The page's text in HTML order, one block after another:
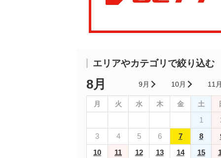
エリアやカテゴリで絞り込む
8月 9月 10月 11
月 火 水 木 金 土
1
3
4 5 6 7 8
10
11 12 13 14 15